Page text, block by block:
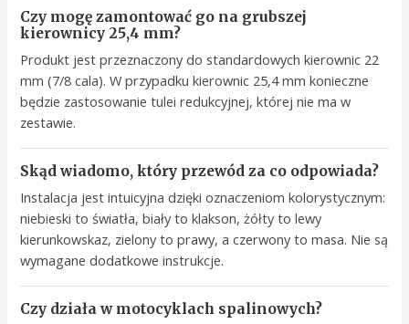
Czy mogę zamontować go na grubszej
kierownicy 25,4 mm?
Produkt jest przeznaczony do standardowych kierownic 22
mm (7/8 cala). W przypadku kierownic 25,4 mm konieczne
będzie zastosowanie tulei redukcyjnej, której nie ma w
zestawie.
Skąd wiadomo, który przewód za co odpowiada?
Instalacja jest intuicyjna dzięki oznaczeniom kolorystycznym:
niebieski to światła, biały to klakson, żółty to lewy
kierunkowskaz, zielony to prawy, a czerwony to masa. Nie są
wymagane dodatkowe instrukcje.
Czy działa w motocyklach spalinowych?